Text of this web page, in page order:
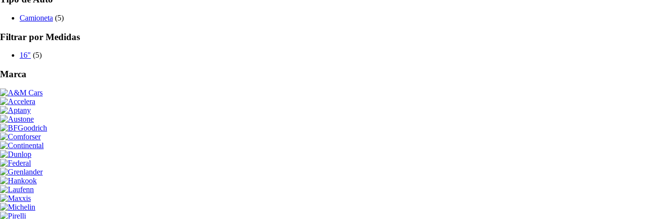
Camioneta (5)
Filtrar por Medidas
16" (5)
Marca